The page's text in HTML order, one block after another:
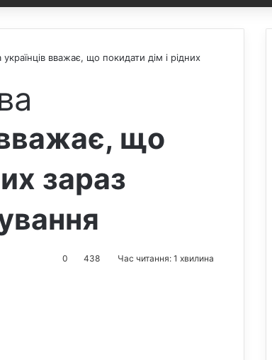
вважає, що покидати дім і рідних
вважає, що
зараз
0 438 Час читання: 1 хвилина